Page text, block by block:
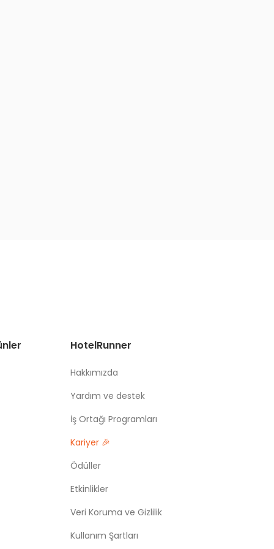
HotelRunner
Hakkımızda
Yardım ve destek
İş Ortağı Programları
Kariyer 🎉
Ödüller
Etkinlikler
Veri Koruma ve Gizlilik
Kullanım Şartları